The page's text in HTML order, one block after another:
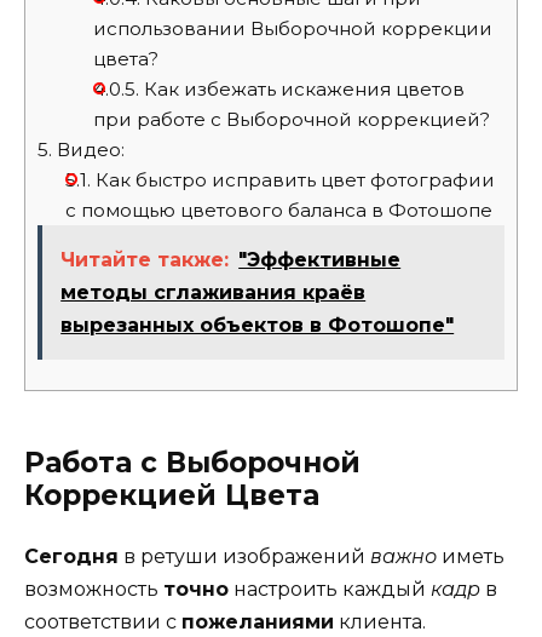
использовании Выборочной коррекции
цвета?
4.0.5. Как избежать искажения цветов
при работе с Выборочной коррекцией?
5. Видео:
5.1. Как быстро исправить цвет фотографии
с помощью цветового баланса в Фотошопе
Читайте также: "Эффективные
методы сглаживания краёв
вырезанных объектов в Фотошопе"
Работа с Выборочной
Коррекцией Цвета
Сегодня в ретуши изображений важно иметь
возможность точно настроить каждый кадр в
соответствии с пожеланиями клиента.